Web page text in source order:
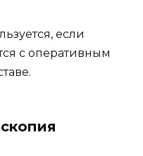
если
с оперативным